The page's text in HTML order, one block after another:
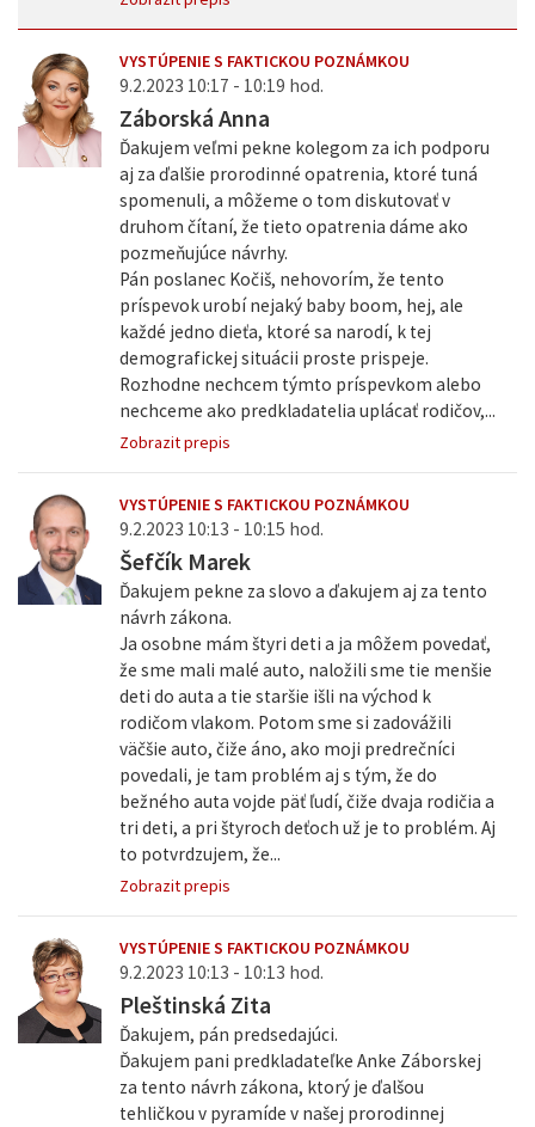
VYSTÚPENIE S FAKTICKOU POZNÁMKOU
9.2.2023 10:17 - 10:19 hod.
Záborská Anna
Ďakujem veľmi pekne kolegom za ich podporu
aj za ďalšie prorodinné opatrenia, ktoré tuná
spomenuli, a môžeme o tom diskutovať v
druhom čítaní, že tieto opatrenia dáme ako
pozmeňujúce návrhy.
Pán poslanec Kočiš, nehovorím, že tento
príspevok urobí nejaký baby boom, hej, ale
každé jedno dieťa, ktoré sa narodí, k tej
demografickej situácii proste prispeje.
Rozhodne nechcem týmto príspevkom alebo
nechceme ako predkladatelia uplácať rodičov,...
Zobrazit prepis
VYSTÚPENIE S FAKTICKOU POZNÁMKOU
9.2.2023 10:13 - 10:15 hod.
Šefčík Marek
Ďakujem pekne za slovo a ďakujem aj za tento
návrh zákona.
Ja osobne mám štyri deti a ja môžem povedať,
že sme mali malé auto, naložili sme tie menšie
deti do auta a tie staršie išli na východ k
rodičom vlakom. Potom sme si zadovážili
väčšie auto, čiže áno, ako moji predrečníci
povedali, je tam problém aj s tým, že do
bežného auta vojde päť ľudí, čiže dvaja rodičia a
tri deti, a pri štyroch deťoch už je to problém. Aj
to potvrdzujem, že...
Zobrazit prepis
VYSTÚPENIE S FAKTICKOU POZNÁMKOU
9.2.2023 10:13 - 10:13 hod.
Pleštinská Zita
Ďakujem, pán predsedajúci.
Ďakujem pani predkladateľke Anke Záborskej
za tento návrh zákona, ktorý je ďalšou
tehličkou v pyramíde v našej prorodinnej